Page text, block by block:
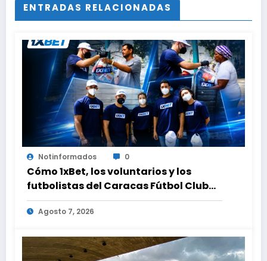
ENTRADAS RELACIONADAS
Notinformados 0
Cómo 1xBet, los voluntarios y los
futbolistas del Caracas Fútbol Club
juntaron fuerzas para ayudar a las
familias de Venezuela
Agosto 7, 2026